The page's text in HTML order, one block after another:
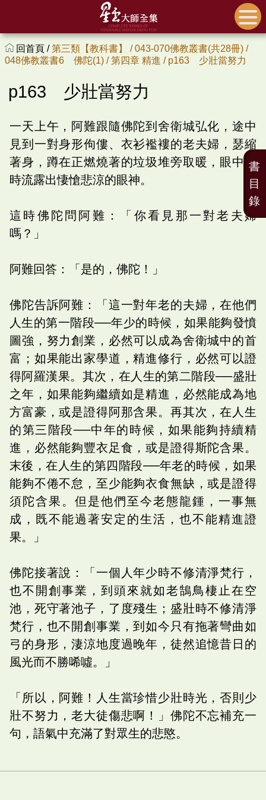
回首頁 /第三類【教科書】 /043-070佛教叢書(共28冊) /
048佛教叢書6 佛陀(1) /第四章 精進 / p163 少壯當努力
p163 少壯當努力
一天上午，阿難跟隨佛陀到舍衛城弘化，途中
見到一對身形佝僂、衣衫襤褸的老夫婦，瑟縮
著身，蹲在正燃燒著的垃圾堆旁取暖，眼中不
時流露出悽愴悲涼的眼神。
這時佛陀問阿難：「你看見那一對老夫婦
嗎？」
阿難回答：「是的，佛陀！」
佛陀告訴阿難：「這一對年老的夫婦，在他們
人生的第一階段──年少的時候，如果能夠發憤
圖強，努力創業，必然可以成為舍衛城中的首
富；如果能出家學道，精進修行，必然可以證
得阿羅漢果。其次，在人生的第二階段──盛壯
之年，如果能夠繼續如是精進，必然能成為地
方富豪，或是證得阿那含果。再其次，在人生
的第三階段──中年的時候，如果能夠持續精
進，必然能夠豐衣足食，或是證得斯陀含果。
末後，在人生的第四階段──年老的時候，如果
能夠不倦不怠，至少能夠衣食無缺，或是證得
須陀含果。但是他們至今老態龍鍾，一事無
成，既不能過著安定的生活，也不能精進證
果。」
佛陀接著說：「一個人年少時不修清淨梵行，
也不開創事業，到頭來就如老鵠鳥棲止在空
池，死守著池子，了度殘生；盛壯時不修清淨
梵行，也不開創事業，到如今只有拖著彎曲如
弓的身形，淒涼地度過晚年，徒然追憶昔日的
風光而不勝唏噓。」
「所以，阿難！人生當珍惜少壯時光，否則少
壯不努力，老大徒傷悲啊！」佛陀不忘補充一
句，語氣中充滿了對眾生的悲愍。
書
目
錄